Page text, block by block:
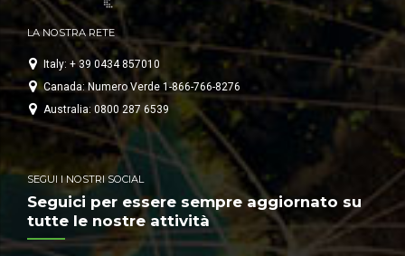
LA NOSTRA RETE
Italy: + 39 0434 857010
Canada: Numero Verde 1-866-766-8276
Australia: 0800 287 6539
SEGUI I NOSTRI SOCIAL
Seguici per essere sempre aggiornato su
tutte le nostre attività